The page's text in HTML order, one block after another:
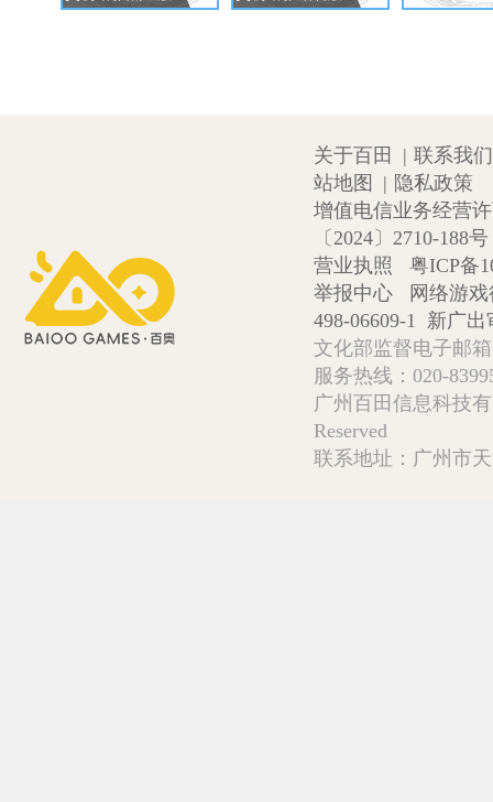
关于百田 | 联系我们
站地图
| 隐私政策
增值电信业务经营
〔2024〕2710-188号
营业执照
粤ICP备
举报中心
网络游
498-06609-1 新广出
文化部监督电子邮
服务热线：020-
广州百田信息科技
Reserved
联系地址：广州市